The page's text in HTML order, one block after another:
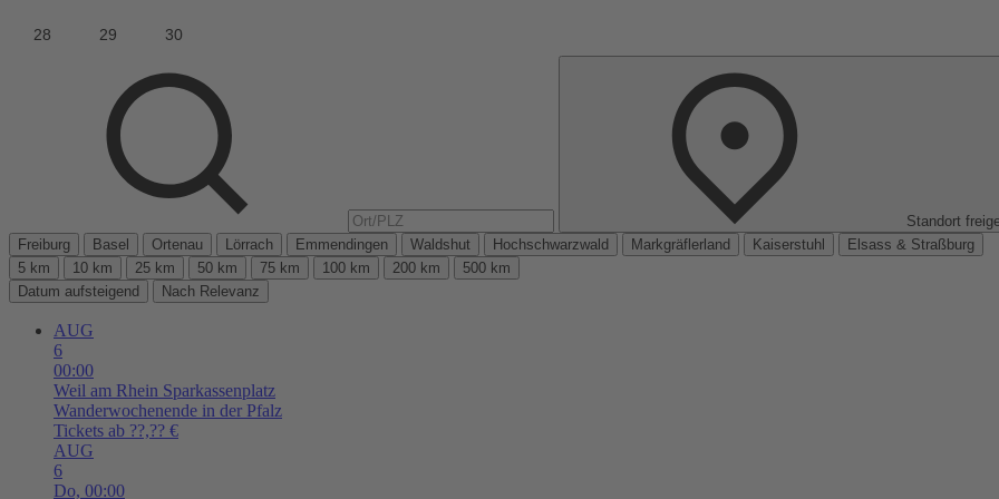
Standort
Freiburg
Basel Ortenau Lörrach Emmendingen Waldshut Hochschwarzwald Markgräflerland Kaiserstuhl
Elsass & Straßburg
5 km
10 km 25 km 50 km 75 km 100 km 200 km
500 km
Datum aufsteigend
Nach Relevanz
AUG
6
00:00
Weil am Rhein Sparkassenplatz
Wanderwochenende in der Pfalz
Tickets ab ??,?? €
AUG
6
Do, 00:00